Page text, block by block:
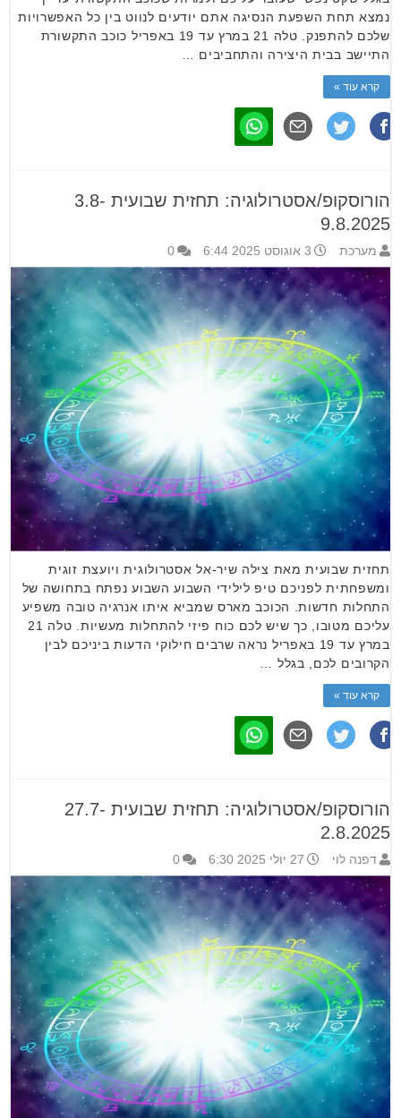
נמצא תחת השפעת הנסיגה אתם יודעים לנווט בין כל האפשרויות
שלכם להתפנק. טלה 21 במרץ עד 19 באפריל כוכב התקשורת
התיישב בבית היצירה והתחביבים …
קרא עוד »
הורוסקופ/אסטרולוגיה: תחזית שבועית 3.8-
9.8.2025
מערכת 3 אוגוסט 2025 6:44 0
תחזית שבועית מאת צילה שיר-אל אסטרולוגית ויועצת זוגית
ומשפחתית לפניכם טיפ לילידי השבוע השבוע נפתח בתחושה של
התחלות חדשות. הכוכב מארס שמביא איתו אנרגיה טובה משפיע
עליכם מטובו, כך שיש לכם כוח פיזי להתחלות מעשיות. טלה 21
במרץ עד 19 באפריל נראה שרבים חילוקי הדעות ביניכם לבין
הקרובים לכם, בגלל …
קרא עוד »
הורוסקופ/אסטרולוגיה: תחזית שבועית 27.7-
2.8.2025
דפנה לוי 27 יולי 2025 6:30 0